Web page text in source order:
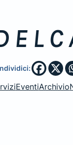
EventiArchivio